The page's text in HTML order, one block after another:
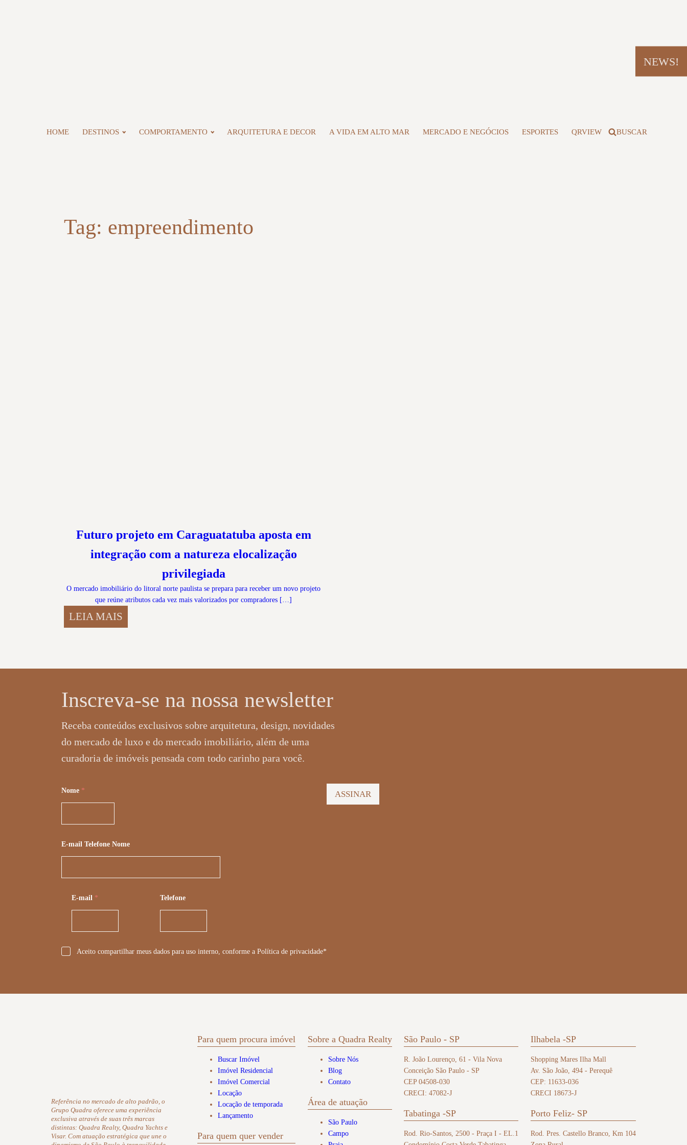
NEWS!
HOME DESTINOS COMPORTAMENTO ARQUITETURA E DECOR A VIDA EM ALTO MAR MERCADO E NEGÓCIOS ESPORTES QRVIEW BUSCAR
Tag: empreendimento
Futuro projeto em Caraguatatuba aposta em
integração com a natureza elocalização
privilegiada
O mercado imobiliário do litoral norte paulista se prepara para receber um novo projeto
que reúne atributos cada vez mais valorizados por compradores […]
LEIA MAIS
Inscreva-se na nossa newsletter
Receba conteúdos exclusivos sobre arquitetura, design, novidades
do mercado de luxo e do mercado imobiliário, além de uma
curadoria de imóveis pensada com todo carinho para você.
Nome *
E-mail Telefone Nome
E-mail * Telefone
Aceito compartilhar meus dados para uso interno, conforme a Política de privacidade*
ASSINAR
Referência no mercado de alto padrão, o
Grupo Quadra oferece uma experiência
exclusiva através de suas três marcas
distintas: Quadra Realty, Quadra Yachts e
Visar. Com atuação estratégica que une o
Para quem procura imóvel
Buscar Imóvel
Imóvel Residencial
Imóvel Comercial
Locação
Locação de temporada
Lançamento
Para quem quer vender
Sobre a Quadra Realty
Sobre Nós
Blog
Contato
Área de atuação
São Paulo
Campo
São Paulo - SP
R. João Lourenço, 61 - Vila Nova
Conceição São Paulo - SP
CEP 04508-030
CRECI: 47082-J
Tabatinga -SP
Rod. Rio-Santos, 2500 - Praça I - EL.1
Ilhabela -SP
Shopping Mares Ilha Mall
Av. São João, 494 - Perequê
CEP: 11633-036
CRECI 18673-J
Porto Feliz- SP
Rod. Pres. Castello Branco, Km 104